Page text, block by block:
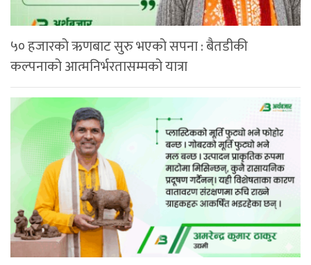
५० हजारको ऋणबाट सुरु भएको सपना : बैतडीकी
कल्पनाको आत्मनिर्भरतासम्मको यात्रा